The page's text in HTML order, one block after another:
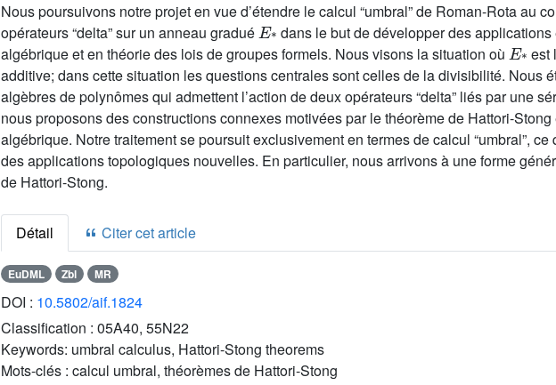
Nous poursuivons notre projet en vue d’étendre le calcul “umbral” de Roman-Rota au
opérateurs “delta” sur un anneau gradué
E*
dans le but de développer des
algébrique et en théorie des lois de groupes formels. Nous visons la situation où
E*
est
additive; dans cette situation les questions centrales sont celles de la divisibilité. Nous
algèbres de polynômes qui admettent l’action de deux opérateurs “delta” liés par une
nous proposons des constructions connexes motivées par le théorème de Hattori-
algébrique. Notre traitement se poursuit exclusivement en termes de calcul “umbral”, ce
des applications topologiques nouvelles. En particulier, nous arrivons à une forme
de Hattori-Stong.
Détail Citer cet article
EuDML Zbl MR
DOI : 10.5802/aif.1824
Classification : 05A40, 55N22
Keywords: umbral calculus, Hattori-Stong theorems
Mots-clés : calcul umbral, théorèmes de Hattori-Stong